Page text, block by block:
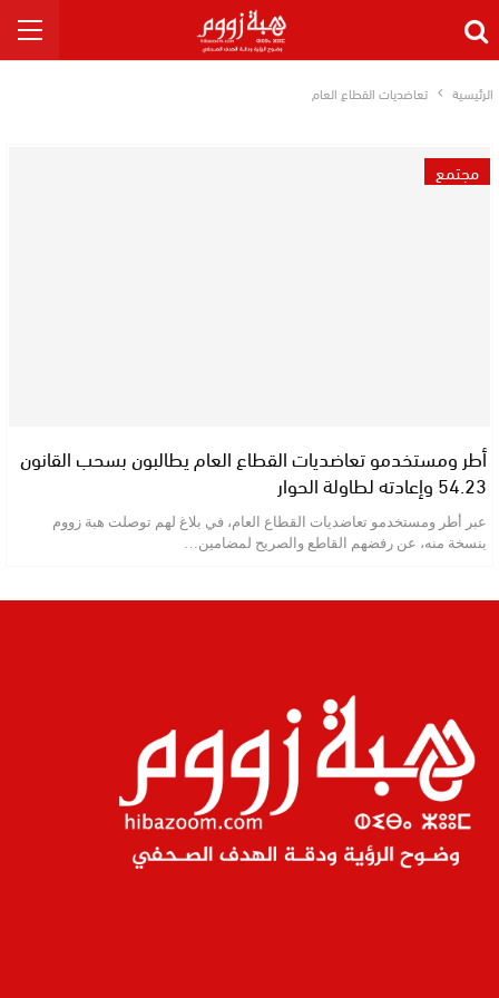
الرئيسية تعاضديات القطاع العام
مجتمع
أطر ومستخدمو تعاضديات القطاع العام يطالبون بسحب القانون
54.23 وإعادته لطاولة الحوار
عبر أطر ومستخدمو تعاضديات القطاع العام، في بلاغ لهم توصلت هبة زووم
بنسخة منه، عن رفضهم القاطع والصريح لمضامين…